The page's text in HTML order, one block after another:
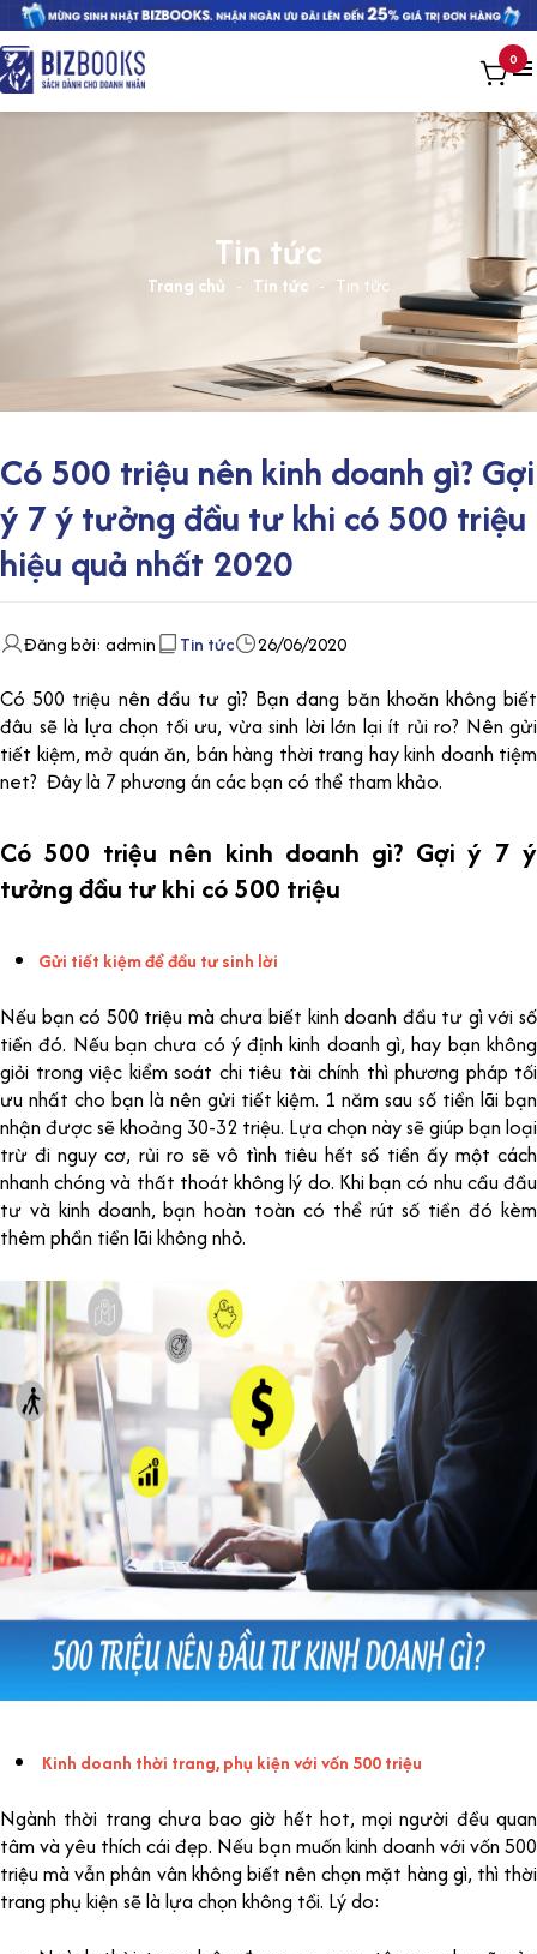
0
Tin tức
Trang chủ - Tin tức - Tin tức
Có 500 triệu nên kinh doanh gì? Gợi
ý 7 ý tưởng đầu tư khi có 500 triệu
hiệu quả nhất 2020
Đăng bởi: admin Tin tức 26/06/2020
Có 500 triệu nên đầu tư gì? Bạn đang băn khoăn không biết
đâu sẽ là lựa chọn tối ưu, vừa sinh lời lớn lại ít rủi ro? Nên gửi
tiết kiệm, mở quán ăn, bán hàng thời trang hay kinh doanh tiệm
net? Đây là 7 phương án các bạn có thể tham khảo.
Có 500 triệu nên kinh doanh gì? Gợi ý 7 ý
tưởng đầu tư khi có 500 triệu
Gửi tiết kiệm để đầu tư sinh lời
Nếu bạn có 500 triệu mà chưa biết kinh doanh đầu tư gì với số
tiền đó. Nếu bạn chưa có ý định kinh doanh gì, hay bạn không
giỏi trong việc kiểm soát chi tiêu tài chính thì phương pháp tối
ưu nhất cho bạn là nên gửi tiết kiệm. 1 năm sau số tiền lãi bạn
nhận được sẽ khoảng 30-32 triệu. Lựa chọn này sẽ giúp bạn loại
trừ đi nguy cơ, rủi ro sẽ vô tình tiêu hết số tiền ấy một cách
nhanh chóng và thất thoát không lý do. Khi bạn có nhu cầu đầu
tư và kinh doanh, bạn hoàn toàn có thể rút số tiền đó kèm
thêm phần tiền lãi không nhỏ.
Kinh doanh thời trang, phụ kiện với vốn 500 triệu
Ngành thời trang chưa bao giờ hết hot, mọi người đều quan
tâm và yêu thích cái đẹp. Nếu bạn muốn kinh doanh với vốn 500
triệu mà vẫn phân vân không biết nên chọn mặt hàng gì, thì thời
trang phụ kiện sẽ là lựa chọn không tồi. Lý do: